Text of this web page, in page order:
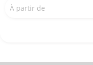
À partir de